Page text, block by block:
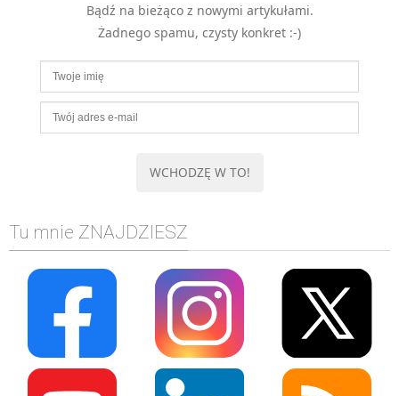
WordPress
MOBILE
Android
KONTROLA WERSJI
SQL
TESTOWANIE
SIECI
WYDARZENIA
BIZNES
PO GODZINACH
KONTAKT
Bądź na bieżąco z nowymi artykułami.
Żadnego spamu, czysty konkret :-)
Tu mnie ZNAJDZIESZ